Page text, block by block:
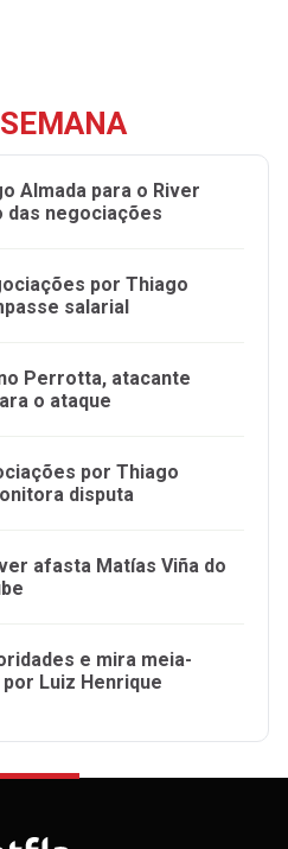
Almada para o River
das negociações
por Thiago
salarial
Perrotta, atacante
o ataque
por Thiago
disputa
afasta Matías Viña do
e mira meia-
Luiz Henrique